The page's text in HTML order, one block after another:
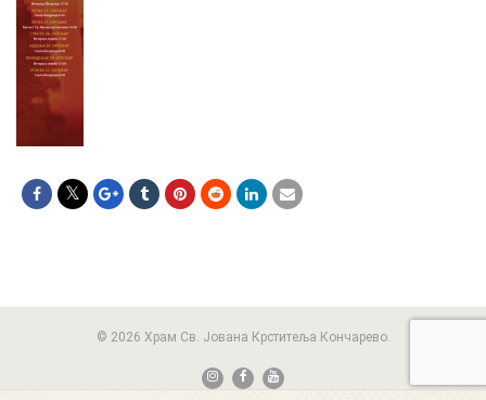
© 2026 Храм Св. Јована Крститеља Кончарево.